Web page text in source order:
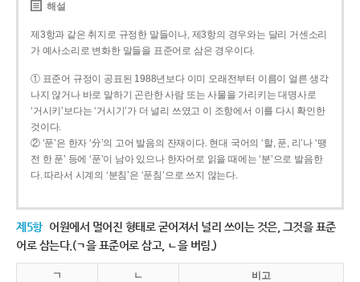
해설
제3항과 같은 취지로 규정한 말들이나, 제3항의 경우와는 달리 거센소리
가 예사소리로 변화한 말들을 표준어로 삼은 경우이다.
① 표준어 규정이 공표된 1988년보다 이미 오래전부터 이름이 얼른 생각
나지 않거나 바로 말하기 곤란한 사람 또는 사물을 가리키는 대명사로
‘거시키’보다는 ‘거시기’가 더 널리 쓰였고 이 조항에서 이를 다시 확인한
것이다.
② ‘푼’은 한자 ‘分’의 고어 발음의 잔재이다. 현대 국어의 ‘할, 푼, 리’나 ‘땡
전 한 푼’ 등에 ‘푼’이 남아 있으나 한자어로 읽을 때에는 ‘분’으로 발음한
다. 따라서 시계의 ‘분침’은 ‘푼침’으로 쓰지 않는다.
제5항 어원에서 멀어진 형태로 굳어져서 널리 쓰이는 것은, 그것을 표준
어로 삼는다.(ㄱ을 표준어로 삼고, ㄴ을 버림.)
ㄱ ㄴ 비고